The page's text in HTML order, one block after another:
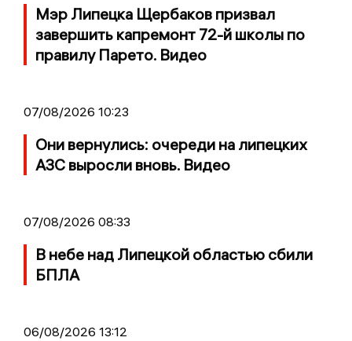
Мэр Липецка Щербаков призвал
завершить капремонт 72-й школы по
правилу Парето. Видео
07/08/2026 10:23
Они вернулись: очереди на липецких
АЗС выросли вновь. Видео
07/08/2026 08:33
В небе над Липецкой областью сбили
БПЛА
06/08/2026 13:12